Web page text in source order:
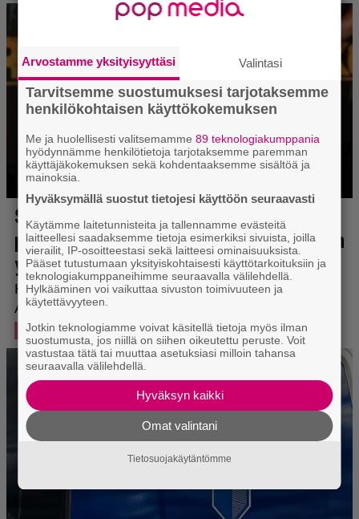
Arvostamme yksityisyyttäsi Valintasi
Tarvitsemme suostumuksesi tarjotaksemme
henkilökohtaisen käyttökokemuksen
Me ja huolellisesti valitsemamme89 teknologiakumppania
hyödynnämme henkilötietoja tarjotaksemme paremman
käyttäjäkokemuksen sekä kohdentaaksemme sisältöä ja
mainoksia.
Hyväksymällä suostut tietojesi käyttöön seuraavasti
Käytämme laitetunnisteita ja tallennamme evästeitä
laitteellesi saadaksemme tietoja esimerkiksi sivuista, joilla
vierailit, IP-osoitteestasi sekä laitteesi ominaisuuksista.
Pääset tutustumaan yksityiskohtaisesti käyttötarkoituksiin ja
teknologiakumppaneihimme seuraavalla välilehdellä.
Hylkääminen voi vaikuttaa sivuston toimivuuteen ja
käytettävyyteen.
Jotkin teknologiamme voivat käsitellä tietoja myös ilman
suostumusta, jos niillä on siihen oikeutettu peruste. Voit
vastustaa tätä tai muuttaa asetuksiasi milloin tahansa
seuraavalla välilehdellä.
Hyväksyn kaikki
Omat valintani
Tietosuojakäytäntömme